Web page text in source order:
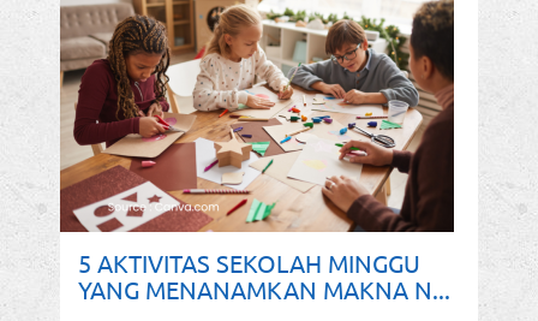
5 AKTIVITAS SEKOLAH MINGGU
YANG MENANAMKAN MAKNA N...